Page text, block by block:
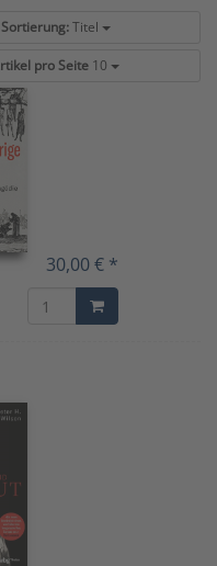
Sortierung: Titel
pro Seite 10
30,00 € *